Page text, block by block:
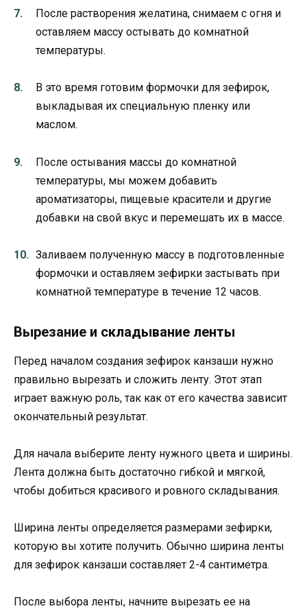
После растворения желатина, снимаем с огня и
оставляем массу остывать до комнатной
температуры.
В это время готовим формочки для зефирок,
выкладывая их специальную пленку или
маслом.
После остывания массы до комнатной
температуры, мы можем добавить
ароматизаторы, пищевые красители и другие
добавки на свой вкус и перемешать их в массе.
Заливаем полученную массу в подготовленные
формочки и оставляем зефирки застывать при
комнатной температуре в течение 12 часов.
Вырезание и складывание ленты
Перед началом создания зефирок канзаши нужно
правильно вырезать и сложить ленту. Этот этап
играет важную роль, так как от его качества зависит
окончательный результат.
Для начала выберите ленту нужного цвета и ширины.
Лента должна быть достаточно гибкой и мягкой,
чтобы добиться красивого и ровного складывания.
Ширина ленты определяется размерами зефирки,
которую вы хотите получить. Обычно ширина ленты
для зефирок канзаши составляет 2-4 сантиметра.
После выбора ленты, начните вырезать ее на